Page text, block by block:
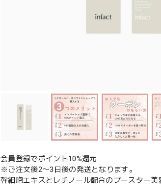
会員登録でポイント10%還元
※ご注文後2〜3日後の発送となります。
幹細胞エキスとレチノール配合のブースター美